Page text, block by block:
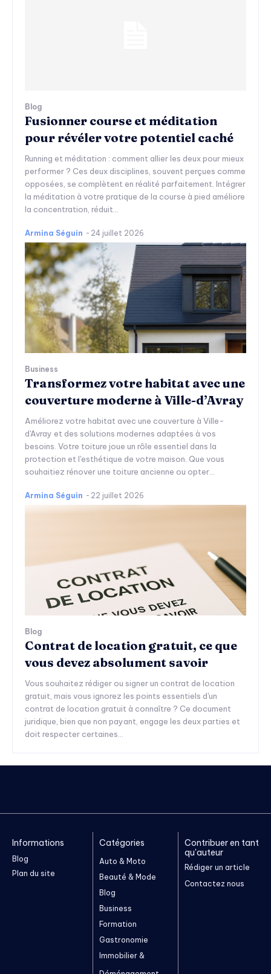
Blog
Fusionner course et méditation
pour révéler votre potentiel caché
Running et méditation : comment allier les deux pour mieux
performer ? Ces deux disciplines, souvent perçues comme
opposées, se complètent en réalité parfaitement. Intégrer
la méditation à votre pratique de la course à pied améliore
la concentration, réduit...
Armina Séguin - 24 juillet 2026
Business
Transformez votre habitat avec une
couverture moderne à Ville-d’Avray
Améliorez votre habitat avec une couverture à Ville-
d'Avray et des solutions modernes adaptées à vos
besoins. Votre toiture joue un rôle essentiel dans la
protection et l'esthétique de votre maison. Que vous
souhaitiez rénover une toiture ancienne ou opter...
Armina Séguin - 22 juillet 2026
Blog
Contrat de location gratuit, ce que
vous devez absolument savoir
Vous souhaitez rédiger ou signer un contrat de location
gratuit, mais vous ignorez les points essentiels d'un
contrat de location gratuit à connaître ? Ce document
juridique, bien que non payant, engage les deux parties et
doit respecter certaines...
Informations
Blog
Plan du site
Catégories
Auto & Moto
Beauté & Mode
Blog
Business
Formation
Gastronomie
Immobilier &
Contribuer en tant
qu'auteur
Rédiger un article
Contactez nous